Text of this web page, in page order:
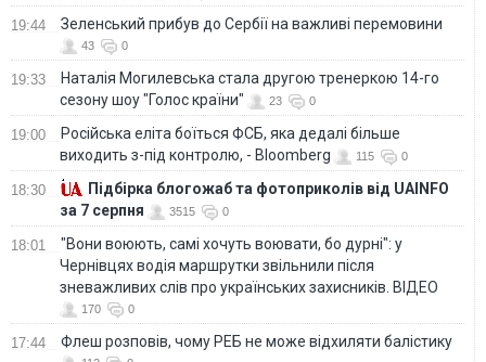
19:44 Зеленський прибув до Сербії на важливі перемовини
43 0
19:33
Наталія Могилевська стала другою тренеркою 14-го
сезону шоу "Голос країни"
23 0
19:00
Російська еліта боїться ФСБ, яка дедалі більше
виходить з-під контролю, - Bloomberg
115 0
18:30
Підбірка блогожаб та фотоприколів від UAINFO
за 7 серпня
3515 0
18:01
"Вони воюють, самі хочуть воювати, бо дурні": у
Чернівцях водія маршрутки звільнили після
зневажливих слів про українських захисників. ВІДЕО
170 0
17:44 Флеш розповів, чому РЕБ не може відхиляти балістику